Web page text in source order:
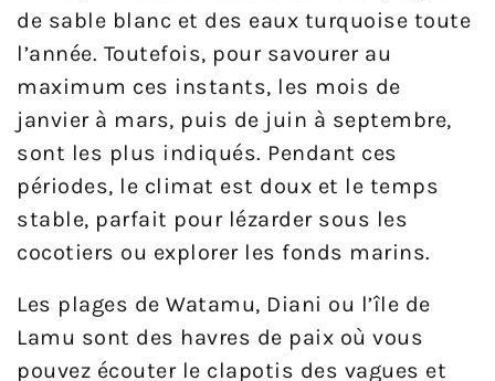
de sable blanc et des eaux turquoise toute
l’année. Toutefois, pour savourer au
maximum ces instants, les mois de
janvier à mars, puis de juin à septembre,
sont les plus indiqués. Pendant ces
périodes, le climat est doux et le temps
stable, parfait pour lézarder sous les
cocotiers ou explorer les fonds marins.
Les plages de Watamu, Diani ou l’île de
Lamu sont des havres de paix où vous
pouvez écouter le clapotis des vagues et